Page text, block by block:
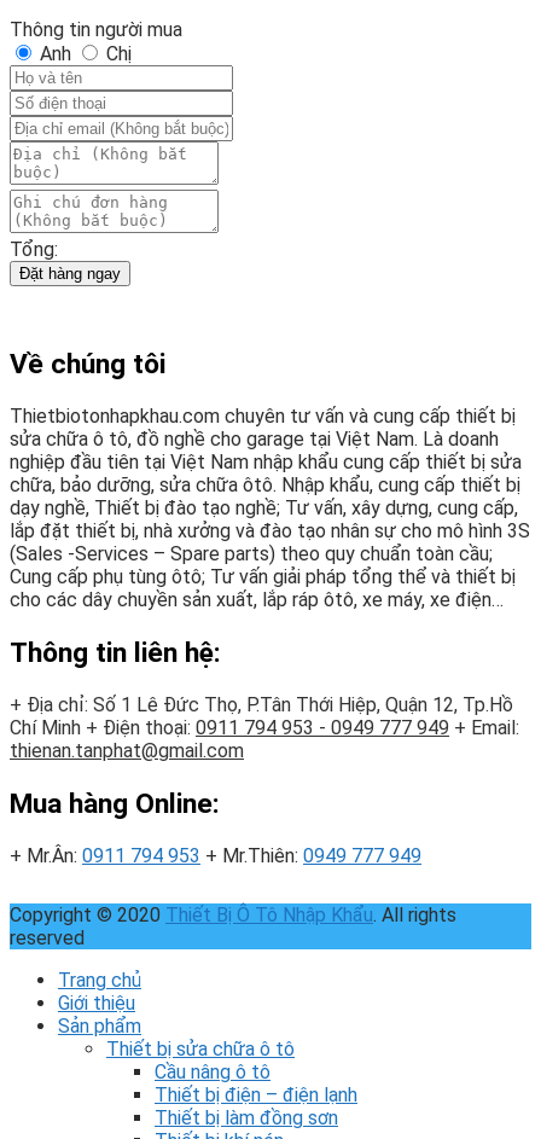
Thông tin người mua
Anh
Chị
Tổng:
Đặt hàng ngay
Về chúng tôi
Thietbiotonhapkhau.com chuyên tư vấn và cung cấp thiết bị
sửa chữa ô tô, đồ nghề cho garage tại Việt Nam. Là doanh
nghiệp đầu tiên tại Việt Nam nhập khẩu cung cấp thiết bị sửa
chữa, bảo dưỡng, sửa chữa ôtô. Nhập khẩu, cung cấp thiết bị
dạy nghề, Thiết bị đào tạo nghề; Tư vấn, xây dựng, cung cấp,
lắp đặt thiết bị, nhà xưởng và đào tạo nhân sự cho mô hình 3S
(Sales -Services – Spare parts) theo quy chuẩn toàn cầu;
Cung cấp phụ tùng ôtô; Tư vấn giải pháp tổng thể và thiết bị
cho các dây chuyền sản xuất, lắp ráp ôtô, xe máy, xe điện…
Thông tin liên hệ:
+ Địa chỉ: Số 1 Lê Đức Thọ, P.Tân Thới Hiệp, Quận 12, Tp.Hồ
Chí Minh + Điện thoại: 0911 794 953 - 0949 777 949 + Email:
thienan.tanphat@gmail.com
Mua hàng Online:
+ Mr.Ân: 0911 794 953 + Mr.Thiên: 0949 777 949
Copyright © 2020 Thiết Bị Ô Tô Nhập Khẩu. All rights
reserved
Trang chủ
Giới thiệu
Sản phẩm
Thiết bị sửa chữa ô tô
Cầu nâng ô tô
Thiết bị điện – điện lạnh
Thiết bị làm đồng sơn